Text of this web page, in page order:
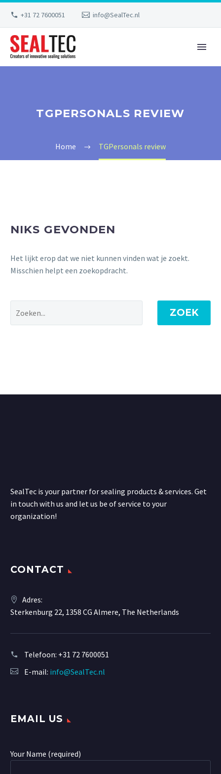
+31 72 7600051 info@SealTec.nl
TGPERSONALS REVIEW
Home TGPersonals review
NIKS GEVONDEN
Het lijkt erop dat we niet kunnen vinden wat je zoekt.
Misschien helpt een zoekopdracht.
ZOEK
SealTec is your partner for sealing products & services. Get
in touch with us and let us be of service to your
organization!
CONTACT
Adres:
Sterkenburg 22, 1358 CG Almere, The Netherlands
Telefoon: +31 72 7600051
E-mail: info@SealTec.nl
EMAIL US
Your Name (required)